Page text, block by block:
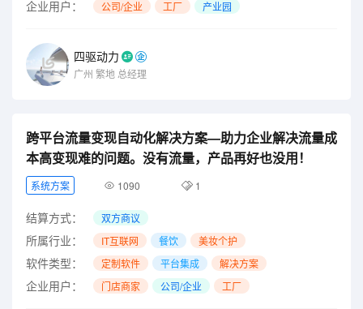
企业用户： 公司/企业 工厂 产业园
四驱动力
广州 繁地 总经理
跨平台流量变现自动化解决方案—助力企业解决流量成
本高变现难的问题。没有流量，产品再好也没用！
系统方案 1090 1
结算方式： 双方商议
所属行业： IT互联网 餐饮 美妆个护
软件类型： 定制软件 平台集成 解决方案
企业用户： 门店商家 公司/企业 工厂